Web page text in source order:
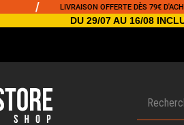
LIVRAISON OFFERTE DÈS 79€ D'ACHAT
DU 29/07 AU 16/08